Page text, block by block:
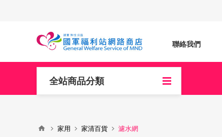
聯絡我們
全站商品分類
家用 家清百貨 濾水網